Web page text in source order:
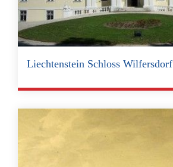
Liechtenstein Schloss Wilfersdorf